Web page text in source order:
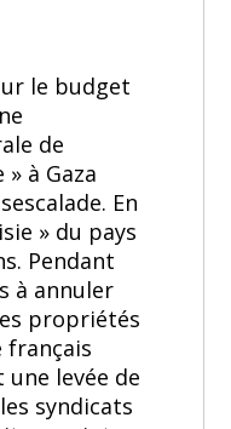
le budget
de
à Gaza
En
» du pays
Pendant
à annuler
propriétés
français
levée de
syndicats